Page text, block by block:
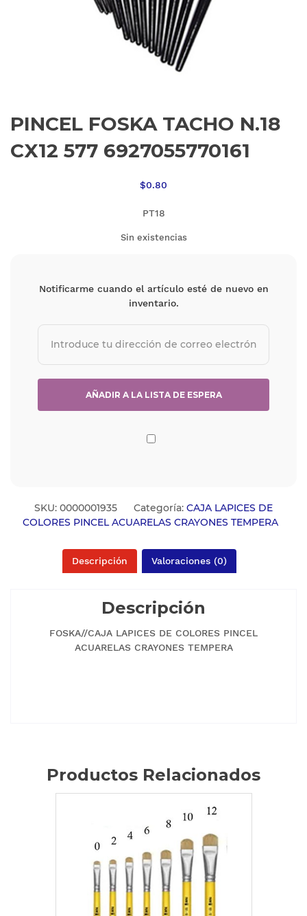
PINCEL FOSKA TACHO N.18
CX12 577 6927055770161
$0.80
PT18
Sin existencias
Notificarme cuando el artículo esté de nuevo en
inventario.
SKU: 0000001935 Categoría: CAJA LAPICES DE
COLORES PINCEL ACUARELAS CRAYONES TEMPERA
Descripción Valoraciones (0)
Descripción
FOSKA//CAJA LAPICES DE COLORES PINCEL
ACUARELAS CRAYONES TEMPERA
Productos Relacionados